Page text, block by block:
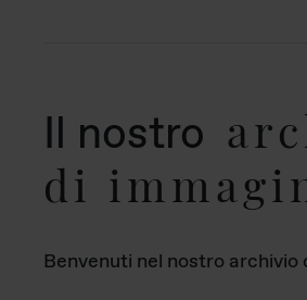
Il nostro
di
Benvenuti nel nostro archivio